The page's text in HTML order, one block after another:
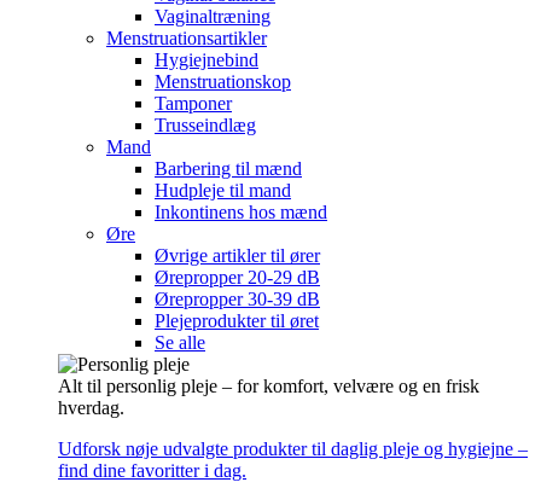
Vaginaltræning
Menstruationsartikler
Hygiejnebind
Menstruationskop
Tamponer
Trusseindlæg
Mand
Barbering til mænd
Hudpleje til mand
Inkontinens hos mænd
Øre
Øvrige artikler til ører
Ørepropper 20-29 dB
Ørepropper 30-39 dB
Plejeprodukter til øret
Se alle
Alt til personlig pleje – for komfort, velvære og en frisk
hverdag.
Udforsk nøje udvalgte produkter til daglig pleje og hygiejne –
find dine favoritter i dag.